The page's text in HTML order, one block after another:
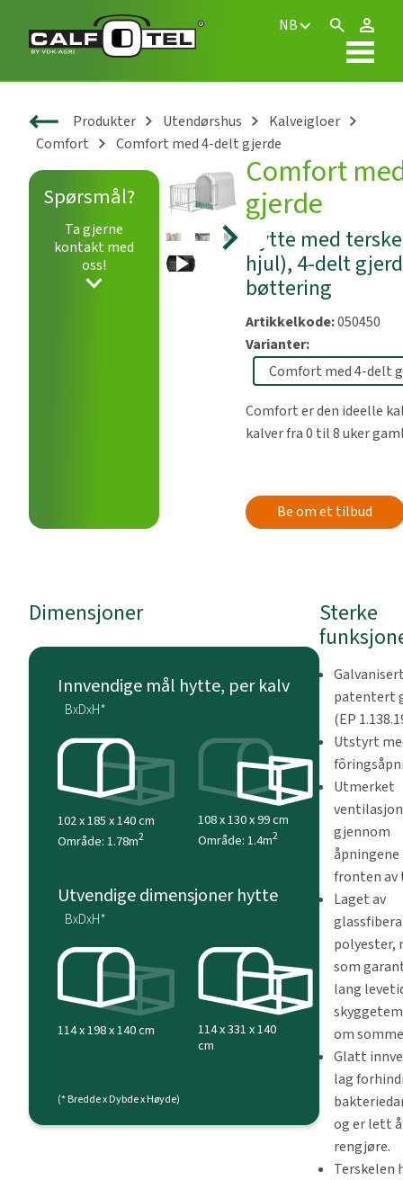
NB
Produkter Utendørshus
Kalveigloer
Comfort
Comfort med 4-delt gjerde
Spørsmål?
Ta gjerne
kontakt med
oss!
Play
Comfort
gjerde
Hytte med
hjul), 4-delt
bøttering
Artikkelkode:050450
Varianter:
Comfort er den ideelle
kalver fra 0 til 8 uker
Be om et tilbud
Dimensjoner
Innvendige mål hytte, per kalv
BxDxH*
102 x 185 x 140 cm
Område: 1.78m2
108 x 130 x 99 cm
Område: 1.4m2
Utvendige dimensjoner hytte
BxDxH*
114 x 198 x 140 cm
114 x 331 x 140
cm
(* Bredde x Dybde x Høyde)
Sterke
patentert
(EP
Utstyrt
Utmerket
ventilasjon
gjennom
åpningene
fronten av
Laget av
polyester,
som
lang
om
Glatt
lag
og er lett å
rengjøre.
Terskelen